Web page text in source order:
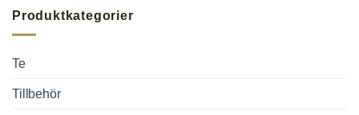
Produktkategorier
Te
Tillbehör